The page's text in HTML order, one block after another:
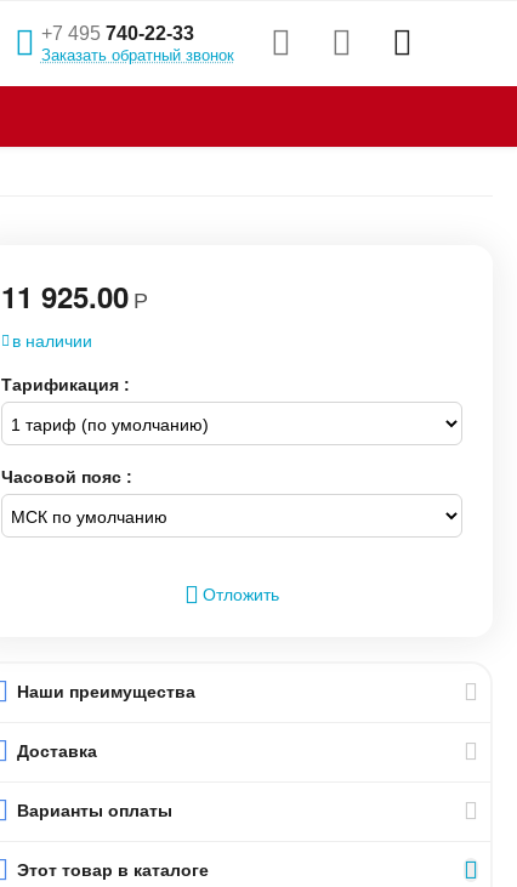
+7 495740-22-33
Заказать обратный звонок
11 925.00 Р
в наличии
Тарификация :
Часовой пояс :
Отложить
Наши преимущества
Доставка
Варианты оплаты
Этот товар в каталоге